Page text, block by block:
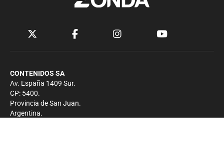
CONTENIDOS SA
Av. España 1409 Sur.
CP: 5400.
Provincia de San Juan.
Argentina.